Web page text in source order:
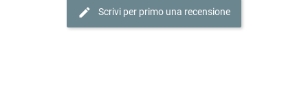
edit Scrivi per primo una recensione